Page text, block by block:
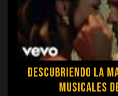
Descubriendo la
Musicales